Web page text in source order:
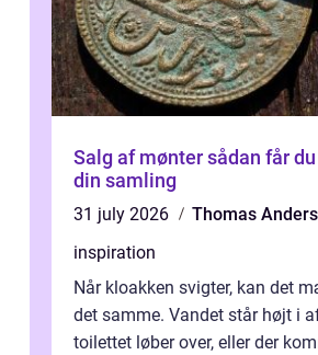
Salg af mønter sådan får du mest ud af
din samling
31 july 2026
Thomas
inspiration
Når kloakken svigter, kan det
det samme. Vandet står højt i
toilettet løber over, eller der